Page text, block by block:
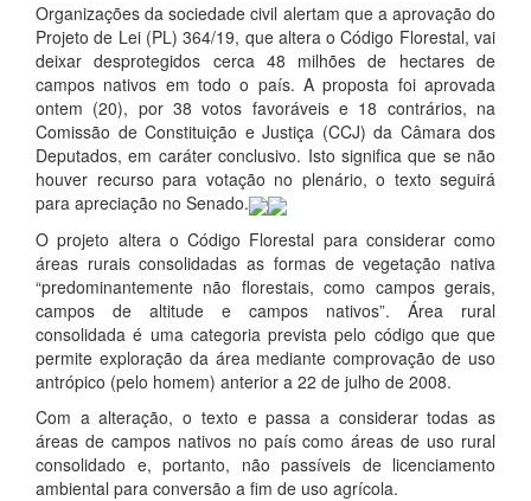
Organizações da sociedade civil alertam que a aprovação do
Projeto de Lei (PL) 364/19, que altera o Código Florestal, vai
deixar desprotegidos cerca 48 milhões de hectares de
campos nativos em todo o país. A proposta foi aprovada
ontem (20), por 38 votos favoráveis e 18 contrários, na
Comissão de Constituição e Justiça (CCJ) da Câmara dos
Deputados, em caráter conclusivo. Isto significa que se não
houver recurso para votação no plenário, o texto seguirá
para apreciação no Senado.
O projeto altera o Código Florestal para considerar como
áreas rurais consolidadas as formas de vegetação nativa
“predominantemente não florestais, como campos gerais,
campos de altitude e campos nativos”. Área rural
consolidada é uma categoria prevista pelo código que que
permite exploração da área mediante comprovação de uso
antrópico (pelo homem) anterior a 22 de julho de 2008.
Com a alteração, o texto e passa a considerar todas as
áreas de campos nativos no país como áreas de uso rural
consolidado e, portanto, não passíveis de licenciamento
ambiental para conversão a fim de uso agrícola.